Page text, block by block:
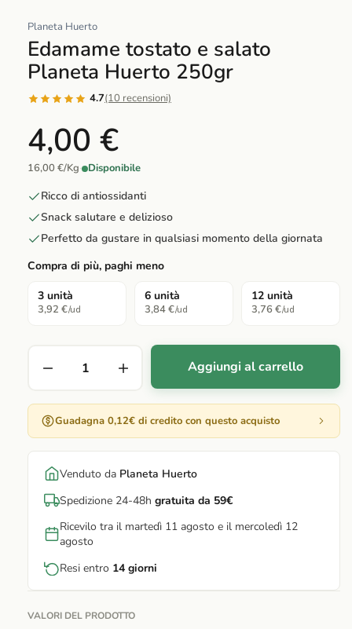
multimedia
1
en
una
ventana
modal
Planeta Huerto
Edamame tostato e salato
Planeta Huerto 250gr
4.7(10 recensioni)
4,00 €
16,00 €/Kg· Disponibile
Ricco di antiossidanti
Snack salutare e delizioso
Perfetto da gustare in qualsiasi momento della giornata
Compra di più, paghi meno
3 unità
3,92 €/ud
6 unità
3,84 €/ud
12 unità
3,76 €/ud
Aggiungi al carrello
Guadagna 0,12€ di credito con questo acquisto
Venduto da Planeta Huerto
Spedizione 24-48h gratuita da 59€
Ricevilo tra il martedì 11 agosto e il mercoledì 12
agosto
Resi entro 14 giorni
VALORI DEL PRODOTTO